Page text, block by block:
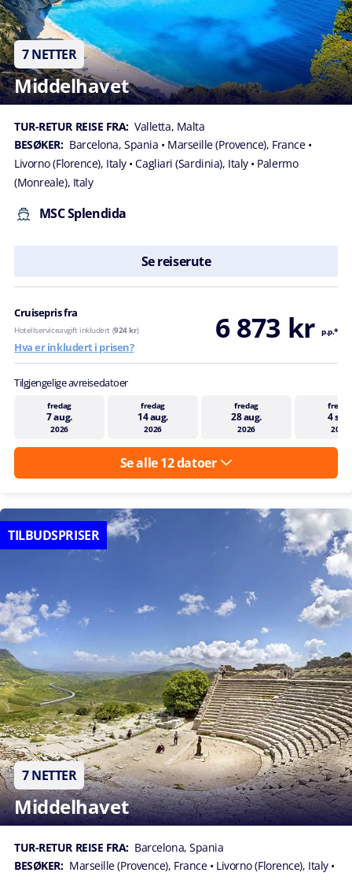
7 NETTER
Middelhavet
TUR-RETUR REISE FRA: Valletta, Malta
BESØKER: Barcelona, Spania • Marseille (Provence), France •
Livorno (Florence), Italy • Cagliari (Sardinia), Italy • Palermo
(Monreale), Italy
MSC Splendida
Se reiserute
Cruisepris fra 6 873 kr p.p.*
Hotellserviceavgift inkludert (924 kr)
Hva er inkludert i prisen?
Tilgjengelige avreisedatoer
fredag
7 aug.
2026
fredag
14 aug.
2026
fredag
28 aug.
2026
fredag
4 sep.
2026
Se alle 12 datoer
TILBUDSPRISER
7 NETTER
Middelhavet
TUR-RETUR REISE FRA: Barcelona, Spania
BESØKER: Marseille (Provence), France • Livorno (Florence), Italy •